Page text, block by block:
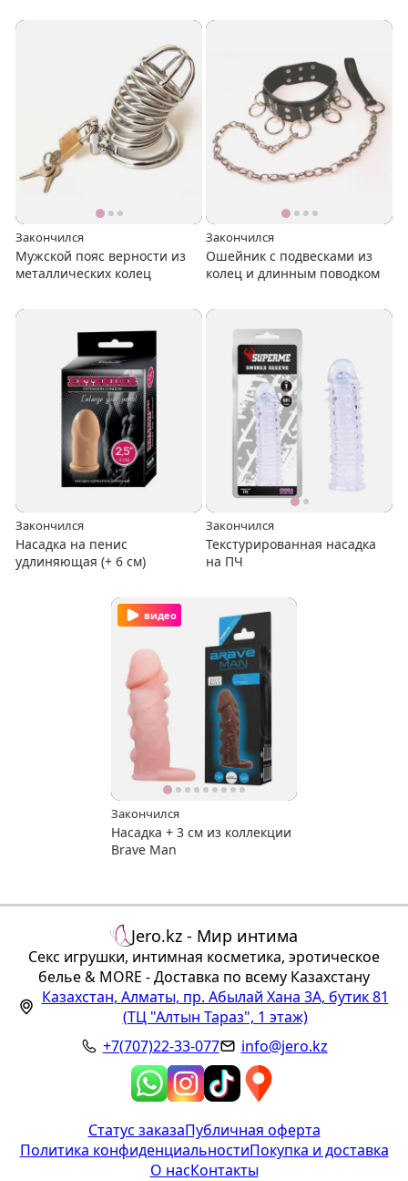
Закончился
Мужской пояс верности из
металлических колец
Закончился
Ошейник с подвесками из
колец и длинным поводком
Закончился
Насадка на пенис
удлиняющая (+ 6 см)
Закончился
Текстурированная насадка
на ПЧ
видео
Закончился
Насадка + 3 см из коллекции
Brave Man
Jero.kz - Мир интима
Секс игрушки, интимная косметика, эротическое
белье & MORE - Доставка по всему Казахстану
Казахстан, Алматы, пр. Абылай Хана 3А, бутик 81
(ТЦ "Алтын Тараз", 1 этаж)
+7(707)22-33-077
info@jero.kz
Статус заказаПубличная оферта
Политика конфиденциальностиПокупка и доставка
О насКонтакты